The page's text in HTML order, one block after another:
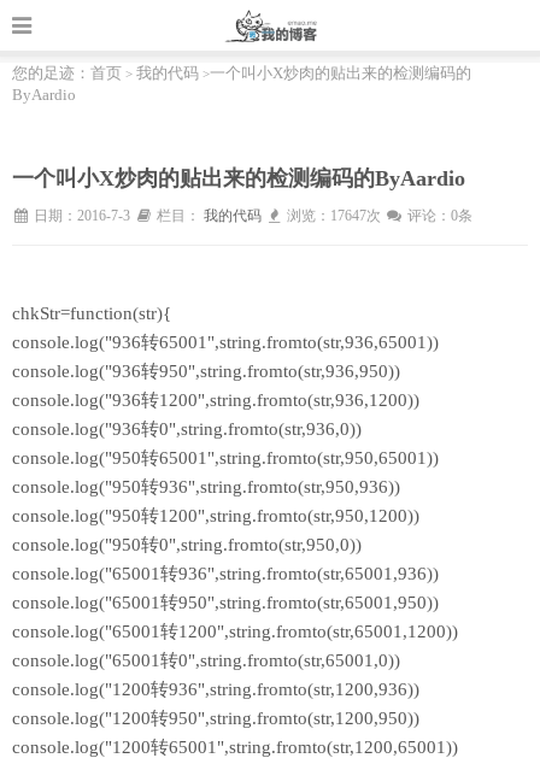
您的足迹： 首页 > 我的代码 >一个叫小X炒肉的贴出来的检测编码的
ByAardio
一个叫小X炒肉的贴出来的检测编码的ByAardio
日期：2016-7-3 栏目： 我的代码 浏览：17647次 评论：0条
chkStr=function(str){
console.log("936转65001",string.fromto(str,936,65001))
console.log("936转950",string.fromto(str,936,950))
console.log("936转1200",string.fromto(str,936,1200))
console.log("936转0",string.fromto(str,936,0))
console.log("950转65001",string.fromto(str,950,65001))
console.log("950转936",string.fromto(str,950,936))
console.log("950转1200",string.fromto(str,950,1200))
console.log("950转0",string.fromto(str,950,0))
console.log("65001转936",string.fromto(str,65001,936))
console.log("65001转950",string.fromto(str,65001,950))
console.log("65001转1200",string.fromto(str,65001,1200))
console.log("65001转0",string.fromto(str,65001,0))
console.log("1200转936",string.fromto(str,1200,936))
console.log("1200转950",string.fromto(str,1200,950))
console.log("1200转65001",string.fromto(str,1200,65001))